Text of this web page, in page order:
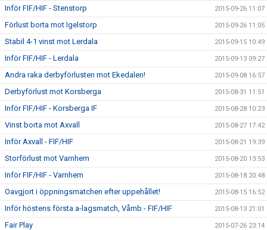
Inför FIF/HIF - Stenstorp 2015-09-26 11:07
Förlust borta mot Igelstorp 2015-09-26 11:05
Stabil 4-1 vinst mot Lerdala 2015-09-15 10:49
Inför FIF/HIF - Lerdala 2015-09-13 09:27
Andra raka derbyförlusten mot Ekedalen! 2015-09-08 16:57
Derbyförlust mot Korsberga 2015-08-31 11:51
Inför FIF/HIF - Korsberga IF 2015-08-28 10:23
Vinst borta mot Axvall 2015-08-27 17:42
Inför Axvall - FIF/HIF 2015-08-21 19:39
Storförlust mot Varnhem 2015-08-20 13:53
Inför FIF/HIF - Varnhem 2015-08-18 20:48
Oavgjort i öppningsmatchen efter uppehållet! 2015-08-15 16:52
Inför höstens första a-lagsmatch, Våmb - FIF/HIF 2015-08-13 21:01
Fair Play 2015-07-26 23:14